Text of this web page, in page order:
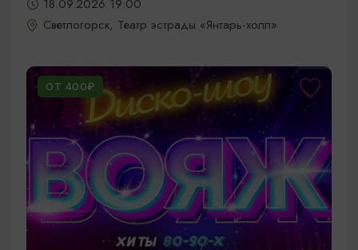
18.09.2026 19:00
Светлогорск, Театр эстрады «Янтарь-холл»
ОТ 400₽